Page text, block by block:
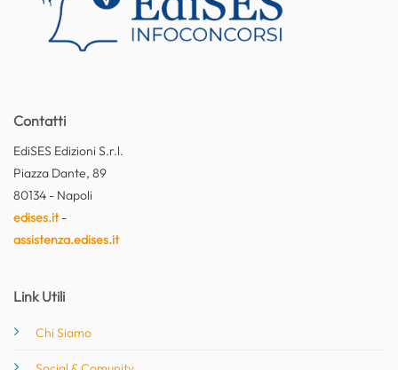
Contatti
EdiSES Edizioni S.r.l.
Piazza Dante, 89
80134 - Napoli
edises.it-
assistenza.edises.it
Link Utili
Chi Siamo